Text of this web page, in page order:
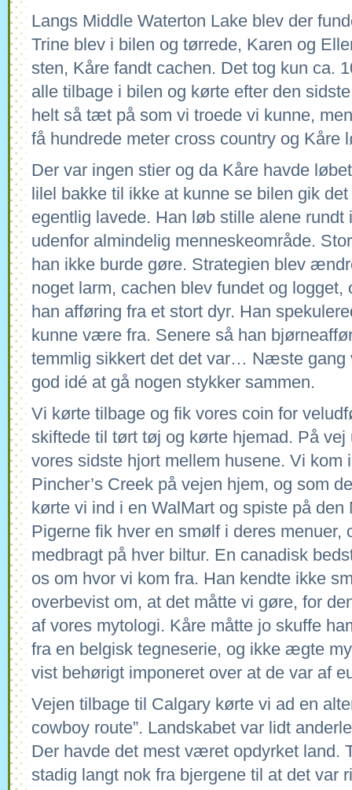
Langs Middle Waterton Lake blev der
Trine blev i bilen og tørrede, Karen og
sten, Kåre fandt cachen. Det tog kun ca.
alle tilbage i bilen og kørte efter den
helt så tæt på som vi troede vi kunne,
få hundrede meter cross country og Kåre
Der var ingen stier og da Kåre havde
lilel bakke til ikke at kunne se bilen gik
egentlig lavede. Han løb stille alene rundt
udenfor almindelig menneskeområde.
han ikke burde gøre. Strategien blev
noget larm, cachen blev fundet og logget,
han afføring fra et stort dyr. Han
kunne være fra. Senere så han
temmlig sikkert det det var… Næste
god idé at gå nogen stykker sammen.
Vi kørte tilbage og fik vores coin for
skiftede til tørt tøj og kørte hjemad. På vej
vores sidste hjort mellem husene. Vi kom
Pincher’s Creek på vejen hjem, og som
kørte vi ind i en WalMart og spiste på den
Pigerne fik hver en smølf i deres menuer,
medbragt på hver biltur. En canadisk
os om hvor vi kom fra. Han kendte ikke
overbevist om, at det måtte vi gøre, for
af vores mytologi. Kåre måtte jo skuffe
fra en belgisk tegneserie, og ikke ægte
vist behørigt imponeret over at de var af
Vejen tilbage til Calgary kørte vi ad en
cowboy route”. Landskabet var lidt
Der havde det mest været opdyrket land.
stadig langt nok fra bjergene til at det var